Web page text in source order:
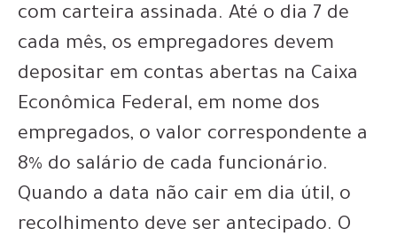
com carteira assinada. Até o dia 7 de
cada mês, os empregadores devem
depositar em contas abertas na Caixa
Econômica Federal, em nome dos
empregados, o valor correspondente a
8% do salário de cada funcionário.
Quando a data não cair em dia útil, o
recolhimento deve ser antecipado. O